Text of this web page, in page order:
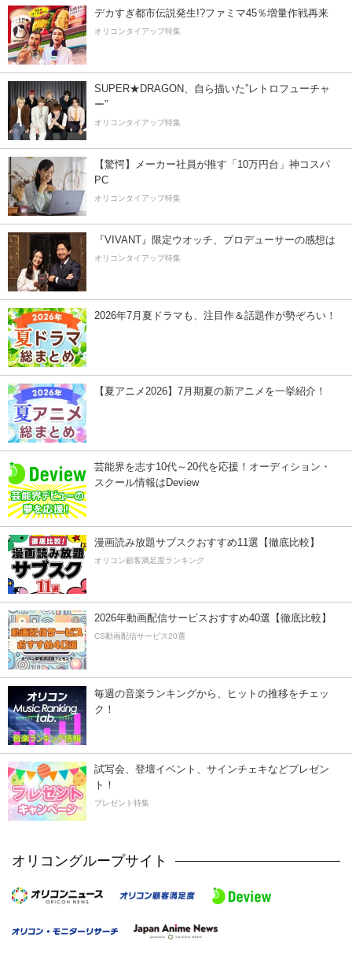
デカすぎ都市伝説発生!?ファミマ45％増量作戦再来
オリコンタイアップ特集
SUPER★DRAGON、自ら描いた”レトロフューチャ
ー”
オリコンタイアップ特集
【驚愕】メーカー社員が推す「10万円台」神コスパ
PC
オリコンタイアップ特集
『VIVANT』限定ウオッチ、プロデューサーの感想は
オリコンタイアップ特集
2026年7月夏ドラマも、注目作＆話題作が勢ぞろい！
【夏アニメ2026】7月期夏の新アニメを一挙紹介！
芸能界を志す10代～20代を応援！オーディション・
スクール情報はDeview
漫画読み放題サブスクおすすめ11選【徹底比較】
オリコン顧客満足度ランキング
2026年動画配信サービスおすすめ40選【徹底比較】
CS動画配信サービス20選
毎週の音楽ランキングから、ヒットの推移をチェッ
ク！
試写会、登壇イベント、サインチェキなどプレゼン
ト！
プレゼント特集
オリコングループサイト